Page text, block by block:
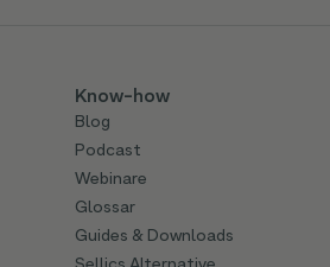
Know-how
Blog
Podcast
Webinare
Glossar
Guides & Downloads